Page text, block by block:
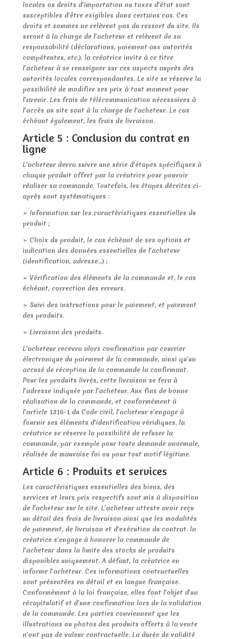
locales ou droits d’importation ou taxes d’état sont
susceptibles d’être exigibles dans certains cas. Ces
droits et sommes ne relèvent pas du ressort du site. Ils
seront à la charge de l’acheteur et relèvent de sa
responsabilité (déclarations, paiement aux autorités
compétentes, etc.). la créatrice invite à ce titre
l’acheteur à se renseigner sur ces aspects auprès des
autorités locales correspondantes. Le site se réserve la
possibilité de modifier ses prix à tout moment pour
l’avenir. Les frais de télécommunication nécessaires à
l’accès au site sont à la charge de l’acheteur. Le cas
échéant également, les frais de livraison.
Article 5 : Conclusion du contrat en
ligne
L’acheteur devra suivre une série d’étapes spécifiques à
chaque produit offert par la créatrice pour pouvoir
réaliser sa commande. Toutefois, les étapes décrites ci-
après sont systématiques :
➢ Information sur les caractéristiques essentielles du
produit ;
➢ Choix du produit, le cas échéant de ses options et
indication des données essentielles de l’acheteur
(identification, adresse…) ;
➢ Vérification des éléments de la commande et, le cas
échéant, correction des erreurs.
➢ Suivi des instructions pour le paiement, et paiement
des produits.
➢ Livraison des produits.
L’acheteur recevra alors confirmation par courrier
électronique du paiement de la commande, ainsi qu’un
accusé de réception de la commande la confirmant.
Pour les produits livrés, cette livraison se fera à
l’adresse indiquée par l’acheteur. Aux fins de bonne
réalisation de la commande, et conformément à
l’article 1316-1 du Code civil, l’acheteur s’engage à
fournir ses éléments d’identification véridiques. la
créatrice se réserve la possibilité de refuser la
commande, par exemple pour toute demande anormale,
réalisée de mauvaise foi ou pour tout motif légitime.
Article 6 : Produits et services
Les caractéristiques essentielles des biens, des
services et leurs prix respectifs sont mis à disposition
de l’acheteur sur le site. L’acheteur atteste avoir reçu
un détail des frais de livraison ainsi que les modalités
de paiement, de livraison et d’exécution du contrat. la
créatrice s’engage à honorer la commande de
l’acheteur dans la limite des stocks de produits
disponibles uniquement. A défaut, la créatrice en
informe l’acheteur. Ces informations contractuelles
sont présentées en détail et en langue française.
Conformément à la loi française, elles font l’objet d’un
récapitulatif et d’une confirmation lors de la validation
de la commande. Les parties conviennent que les
illustrations ou photos des produits offerts à la vente
n’ont pas de valeur contractuelle. La durée de validité